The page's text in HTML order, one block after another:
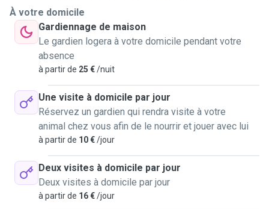
Soins personnalisés et respect du rythme de chacun
Beaucoup d’amour, de patience et de bienveillance
🌟 Pourquoi me faire confiance ? Ayant moi-même recueilli
des animaux venant de situations difficiles, je sais combien
il est important de leur offrir un environnement sûr, doux et
stable. Je suis sérieuse, organisée et je m'adapte
facilement aux consignes de chaque maître.
Votre boule de poils sera choyée comme si c'était la
mienne ! 💛
À votre domicile
Gardiennage de maison
Le gardien logera à votre domicile pendant votre
absence
à partir de 25 €/nuit
Une visite à domicile par jour
Réservez un gardien qui rendra visite à votre
animal chez vous afin de le nourrir et jouer avec lui
à partir de 10 €/jour
Deux visites à domicile par jour
Deux visites à domicile par jour
à partir de 16 €/jour